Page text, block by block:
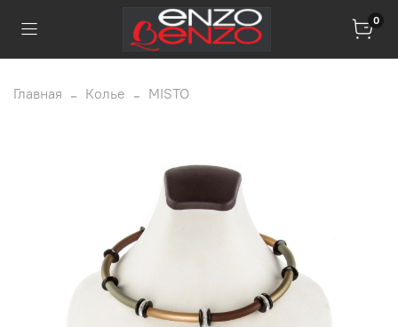
0
Главная Колье MISTO